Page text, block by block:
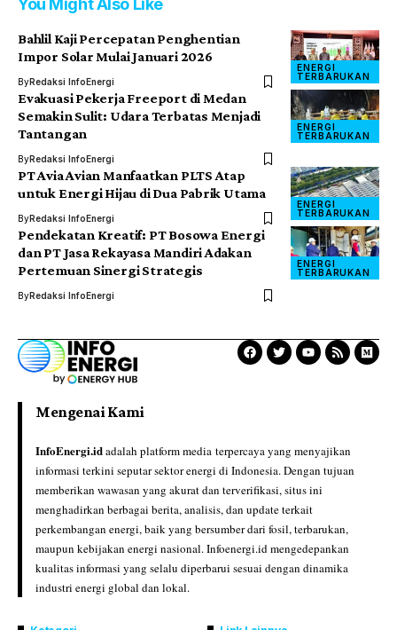
ENERGI
TERBARUKAN
Bahlil Kaji Percepatan Penghentian
Impor Solar Mulai Januari 2026
ByRedaksi InfoEnergi
ENERGI
TERBARUKAN
Evakuasi Pekerja Freeport di Medan
Semakin Sulit: Udara Terbatas Menjadi
Tantangan
ByRedaksi InfoEnergi
ENERGI
TERBARUKAN
PT Avia Avian Manfaatkan PLTS Atap
untuk Energi Hijau di Dua Pabrik Utama
ByRedaksi InfoEnergi
ENERGI
TERBARUKAN
Pendekatan Kreatif: PT Bosowa Energi
dan PT Jasa Rekayasa Mandiri Adakan
Pertemuan Sinergi Strategis
ByRedaksi InfoEnergi
Mengenai Kami
InfoEnergi.idadalah platform media terpercaya yang menyajikan
informasi terkini seputar sektor energi di Indonesia. Dengan tujuan
memberikan wawasan yang akurat dan terverifikasi, situs ini
menghadirkan berbagai berita, analisis, dan update terkait
perkembangan energi, baik yang bersumber dari fosil, terbarukan,
maupun kebijakan energi nasional. Infoenergi.id mengedepankan
kualitas informasi yang selalu diperbarui sesuai dengan dinamika
industri energi global dan lokal.